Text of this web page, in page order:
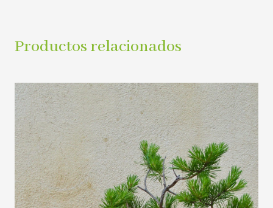
Productos relacionados